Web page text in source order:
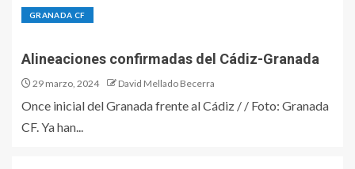
GRANADA CF
Alineaciones confirmadas del Cádiz-Granada
29 marzo, 2024 David Mellado Becerra
Once inicial del Granada frente al Cádiz / / Foto: Granada
CF. Ya han...